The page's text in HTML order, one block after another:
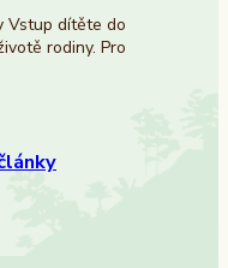
Vstup dítěte do
rodiny. Pro